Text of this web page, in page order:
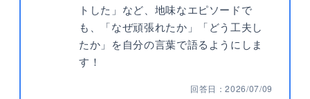
トした」など、地味なエピソードで
も、「なぜ頑張れたか」「どう工夫し
たか」を自分の言葉で語るようにしま
す！
回答日：2026/07/09